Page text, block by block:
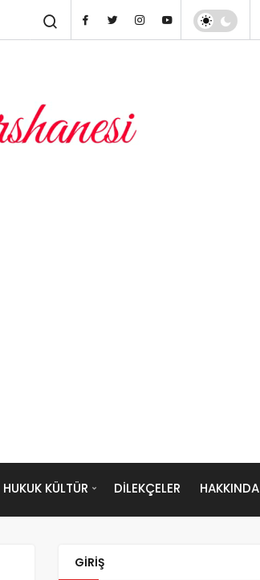
HUKUK KÜLTÜR DILEKÇELER HAKKINDA
GIRIŞ